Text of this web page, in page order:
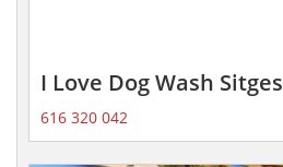
I Love Dog Wash Sitges
616 320 042